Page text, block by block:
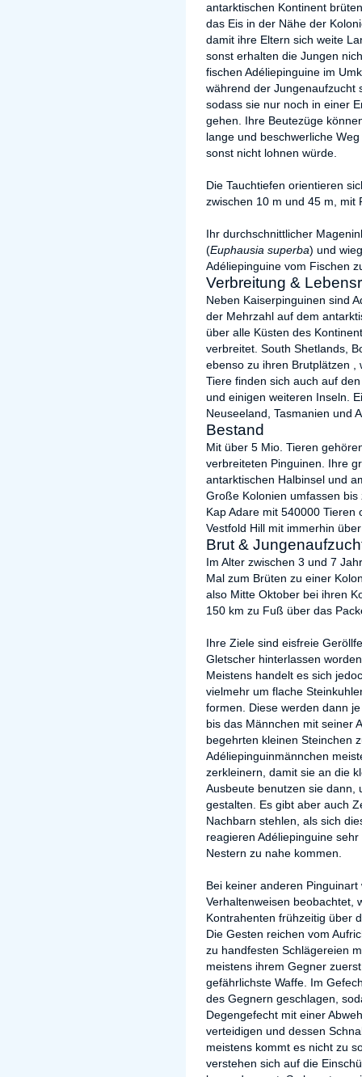
antarktischen Kontinent
das Eis in der Nähe der
damit ihre Eltern sich weite
sonst erhalten die Jungen
fischen Adéliepinguine im
während der Jungenaufzucht
sodass sie nur noch in einer
gehen. Ihre Beutezüge
lange und beschwerliche
sonst nicht lohnen würde.
Die Tauchtiefen orientieren
zwischen 10 m und 45 m, mit
Ihr durchschnittlicher
(Euphausia superba) und
Adéliepinguine vom Fischen
Verbreitung &
Neben Kaiserpinguinen sind
der Mehrzahl auf dem
über alle Küsten des
verbreitet. South Shetlands,
ebenso zu ihren Brutplätzen ,
Tiere finden sich auch auf
und einigen weiteren Inseln.
Neuseeland, Tasmanien und
Bestand
Mit über 5 Mio. Tieren
verbreiteten Pinguinen. Ihre
antarktischen Halbinsel und
Große Kolonien umfassen
Kap Adare mit 540000
Vestfold Hill mit immerhin
Brut &
Im Alter zwischen 3 und 7
Mal zum Brüten zu einer
also Mitte Oktober bei ihren
150 km zu Fuß über das
Ihre Ziele sind eisfreie
Gletscher hinterlassen
Meistens handelt es sich
vielmehr um flache
formen. Diese werden dann
bis das Männchen mit seiner
begehrten kleinen Steinchen
Adéliepinguinmännchen
zerkleinern, damit sie an die
Ausbeute benutzen sie dann,
gestalten. Es gibt aber auch
Nachbarn stehlen, als sich
reagieren Adéliepinguine
Nestern zu nahe kommen.
Bei keiner anderen
Verhaltenweisen beobachtet,
Kontrahenten frühzeitig über
Die Gesten reichen vom
zu handfesten Schlägereien
meistens ihrem Gegner
gefährlichste Waffe. Im
des Gegnern geschlagen,
Degengefecht mit einer
verteidigen und dessen
meistens kommt es nicht zu
verstehen sich auf die